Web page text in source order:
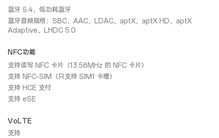
蓝牙 5.4，低功耗蓝牙
蓝牙音频规格：SBC，AAC，LDAC，aptX，aptX HD，aptX
Adaptive，LHDC 5.0
NFC功能
支持读写 NFC 卡片（13.56MHz 的 NFC 卡片）
支持 NFC-SIM（只支持 SIM1 卡槽）
支持 HCE 支付
支持 eSE
VoLTE
支持